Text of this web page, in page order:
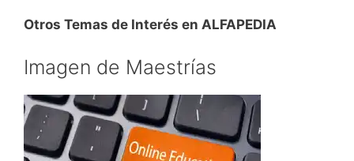
Otros Temas de Interés en ALFAPEDIA
Imagen de Maestrías